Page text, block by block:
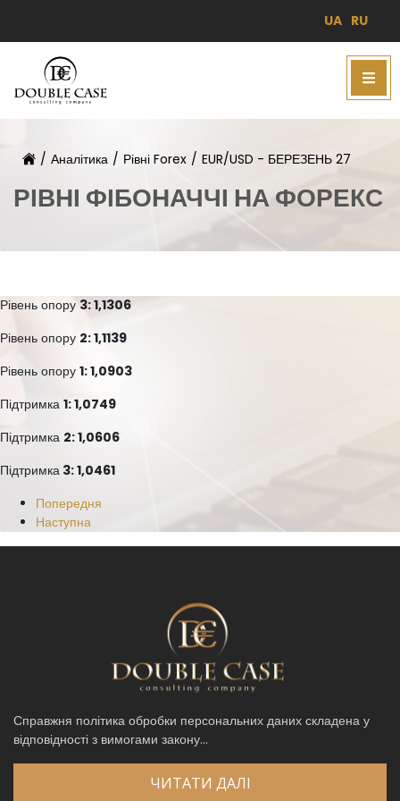
UA RU
/ Аналітика / Рівні Forex / EUR/USD - БЕРЕЗЕНЬ 27
РІВНІ ФІБОНАЧЧІ НА ФОРЕКС
Рівень опору 3: 1,1306
Рівень опору 2: 1,1139
Рівень опору 1: 1,0903
Підтримка 1: 1,0749
Підтримка 2: 1,0606
Підтримка 3: 1,0461
Попередня
Наступна
Справжня політика обробки персональних даних складена у
відповідності з вимогами закону...
ЧИТАТИ ДАЛІ